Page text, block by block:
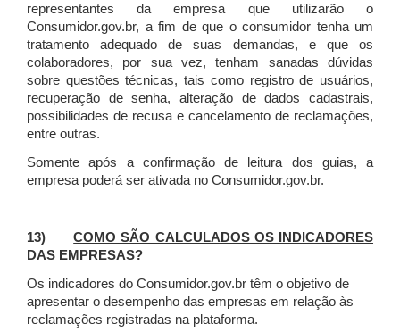
representantes da empresa que utilizarão o
Consumidor.gov.br, a fim de que o consumidor tenha um
tratamento adequado de suas demandas, e que os
colaboradores, por sua vez, tenham sanadas dúvidas
sobre questões técnicas, tais como registro de usuários,
recuperação de senha, alteração de dados cadastrais,
possibilidades de recusa e cancelamento de reclamações,
entre outras.
Somente após a confirmação de leitura dos guias, a
empresa poderá ser ativada no Consumidor.gov.br.
13)COMO SÃO CALCULADOS OS INDICADORES
DAS EMPRESAS?
Os indicadores do Consumidor.gov.br têm o objetivo de
apresentar o desempenho das empresas em relação às
reclamações registradas na plataforma.